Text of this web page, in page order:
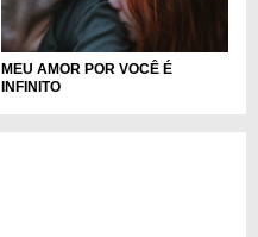
MEU AMOR POR VOCÊ É
INFINITO